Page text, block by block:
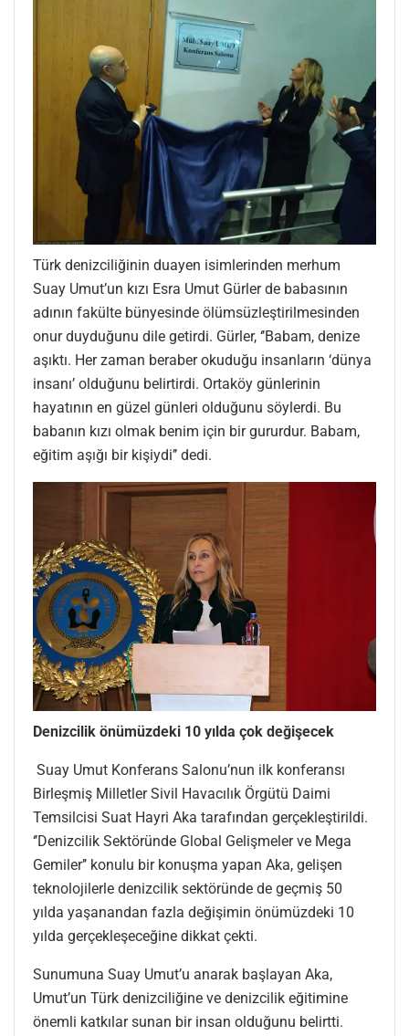
Türk denizciliğinin duayen isimlerinden merhum
Suay Umut’un kızı Esra Umut Gürler de babasının
adının fakülte bünyesinde ölümsüzleştirilmesinden
onur duyduğunu dile getirdi. Gürler, ‘’Babam, denize
aşıktı. Her zaman beraber okuduğu insanların ‘dünya
insanı’ olduğunu belirtirdi. Ortaköy günlerinin
hayatının en güzel günleri olduğunu söylerdi. Bu
babanın kızı olmak benim için bir gururdur. Babam,
eğitim aşığı bir kişiydi’’ dedi.
Denizcilik önümüzdeki 10 yılda çok değişecek
Suay Umut Konferans Salonu’nun ilk konferansı
Birleşmiş Milletler Sivil Havacılık Örgütü Daimi
Temsilcisi Suat Hayri Aka tarafından gerçekleştirildi.
‘’Denizcilik Sektöründe Global Gelişmeler ve Mega
Gemiler’’ konulu bir konuşma yapan Aka, gelişen
teknolojilerle denizcilik sektöründe de geçmiş 50
yılda yaşanandan fazla değişimin önümüzdeki 10
yılda gerçekleşeceğine dikkat çekti.
Sunumuna Suay Umut’u anarak başlayan Aka,
Umut’un Türk denizciliğine ve denizcilik eğitimine
önemli katkılar sunan bir insan olduğunu belirtti.